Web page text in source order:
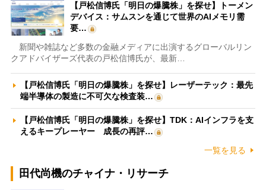
【戸松信博氏「明日の爆騰株」を探せ】トーメン
デバイス：サムスンを通じて世界のAIメモリ需
要…
新聞や雑誌など多数の金融メディアに出演するグローバルリン
クアドバイザーズ代表の戸松信博氏が、最新…
【戸松信博氏「明日の爆騰株」を探せ】レーザーテック：最先
端半導体の製造に不可欠な検査装…
【戸松信博氏「明日の爆騰株」を探せ】TDK：AIインフラを支
えるキープレーヤー 成長の再評…
一覧を見る
田代尚機のチャイナ・リサーチ